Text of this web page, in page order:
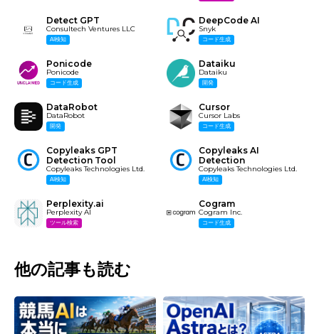
Detect GPT
Consultech Ventures LLC
AI検知
DeepCode AI
Snyk
コード生成
Ponicode
Ponicode
コード生成
Dataiku
Dataiku
開発
DataRobot
DataRobot
開発
Cursor
Cursor Labs
コード生成
Copyleaks GPT
Detection Tool
Copyleaks Technologies Ltd.
AI検知
Copyleaks AI
Detection
Copyleaks Technologies Ltd.
AI検知
Perplexity.ai
Perplexity AI
ツール検索
Cogram
Cogram Inc.
コード生成
他の記事も読む